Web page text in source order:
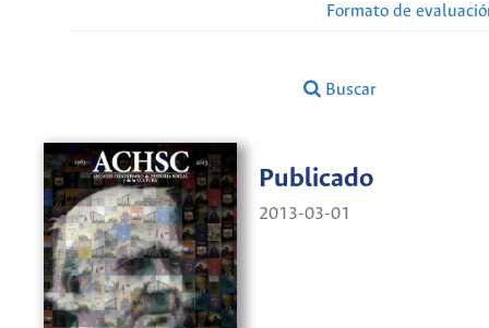
Formato de
Buscar
Publicado
2013-03-01